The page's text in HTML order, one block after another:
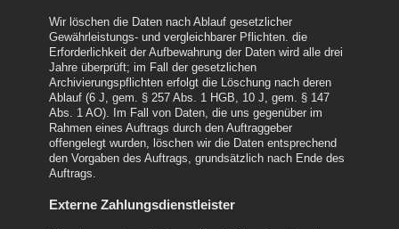
Wir löschen die Daten nach Ablauf gesetzlicher
Gewährleistungs- und vergleichbarer Pflichten. die
Erforderlichkeit der Aufbewahrung der Daten wird alle drei
Jahre überprüft; im Fall der gesetzlichen
Archivierungspflichten erfolgt die Löschung nach deren
Ablauf (6 J, gem. § 257 Abs. 1 HGB, 10 J, gem. § 147
Abs. 1 AO). Im Fall von Daten, die uns gegenüber im
Rahmen eines Auftrags durch den Auftraggeber
offengelegt wurden, löschen wir die Daten entsprechend
den Vorgaben des Auftrags, grundsätzlich nach Ende des
Auftrags.
Externe Zahlungsdienstleister